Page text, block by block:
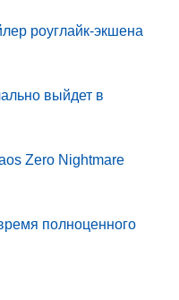
роуглайк-экшена
выйдет в
Zero Nightmare
полноценного